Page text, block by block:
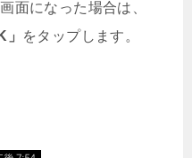
面になった場合は、
」 をタップします。